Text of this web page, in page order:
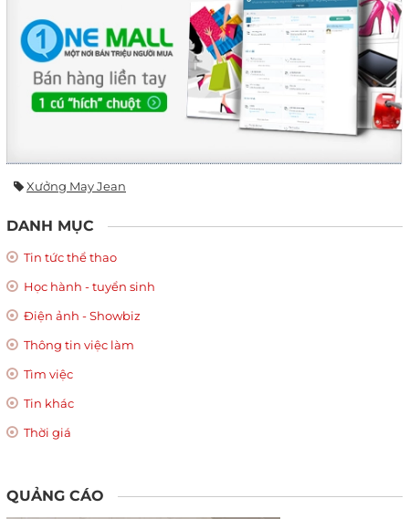
Xưởng May Jean
DANH MỤC
Tin tức thể thao
Học hành - tuyển sinh
Điện ảnh - Showbiz
Thông tin việc làm
Tìm việc
Tin khác
Thời giá
QUẢNG CÁO